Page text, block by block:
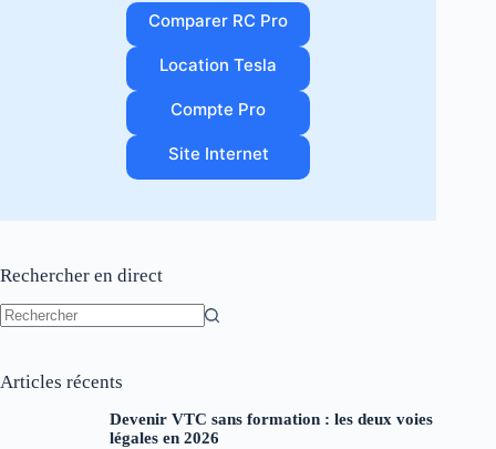
Comparer RC Pro
Location Tesla
Compte Pro
Site Internet
Rechercher en direct
Articles récents
Devenir VTC sans formation : les deux voies
légales en 2026